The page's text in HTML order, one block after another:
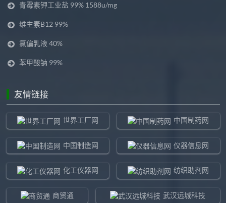
青霉素钾工业盐 99% 1588u/mg
维生素B12 99%
氯偏乳液 40%
苯甲酸钠 99%
友情链接
世界工厂网 中国制药网
中国制造网 仪器信息网
化工仪器网 纺织助剂网
商贸通 武汉远城科技